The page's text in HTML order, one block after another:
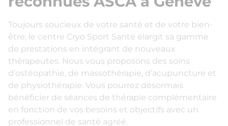
Toujours soucieux de votre santé et de votre bien-
être, le centre Cryo Sport Santé élargit sa gamme
de prestations en intégrant de nouveaux
thérapeutes. Nous vous proposons des soins
d’ostéopathie, de massothérapie, d’acupuncture et
de physiothérapie. Vous pourrez désormais
bénéficier de séances de thérapie complémentaire
en fonction de vos besoins et objectifs avec un
professionnel de santé agréé.